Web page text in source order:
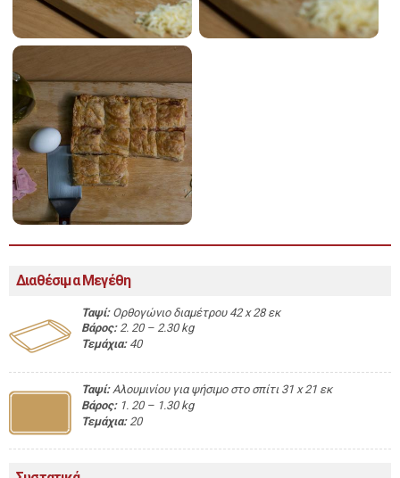
Διαθέσιμα Μεγέθη
Ταψί:Ορθογώνιο διαμέτρου 42 x 28 εκ
Βάρος:2. 20 – 2.30 kg
Τεμάχια:40
Ταψί:Αλουμινίου για ψήσιμο στο σπίτι 31 x 21 εκ
Βάρος:1. 20 – 1.30 kg
Τεμάχια:20